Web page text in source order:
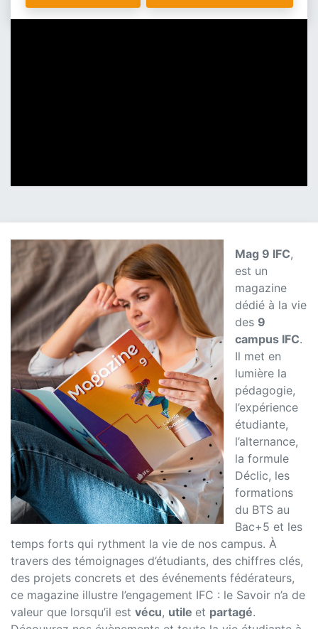
Mag 9 IFC,
est un
magazine
dédié à la vie
des 9
campus IFC.
Il met en
lumière la
pédagogie,
l’expérience
étudiante,
l’alternance,
la formule
Déclic, les
formations
du BTS au
Bac+5 et les
temps forts qui rythment la vie de nos campus. À
travers des témoignages d’étudiants, des chiffres clés,
des projets concrets et des événements fédérateurs,
ce magazine illustre l’engagement IFC : le Savoir n’a de
valeur que lorsqu’il est vécu, utile et partagé.